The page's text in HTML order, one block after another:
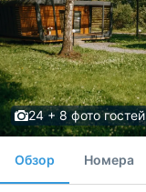
24 + 8 фото гостей
Обзор Номера